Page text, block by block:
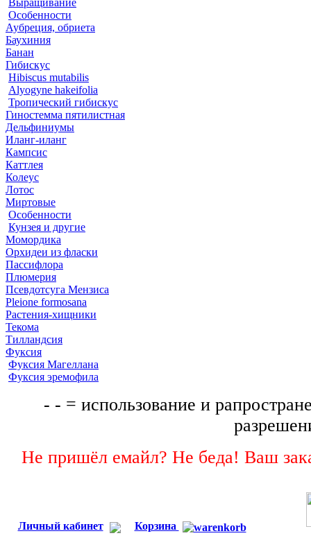
Выращивание
Особенности
Аубреция, обриета
Баухиния
Банан
Гибискус
Hibiscus mutabilis
Alyogyne hakeifolia
Тропический гибискус
Гиностемма пятилистная
Дельфиниумы
Иланг-иланг
Кампсис
Каттлея
Колеус
Лотос
Миртовые
Особенности
Кунзея и другие
Момордика
Орхидеи из фласки
Пассифлора
Плюмерия
Псевдотсуга Мензиса
Pleione formosana
Растения-хищники
Текома
Тилландсия
Фуксия
Фуксия Магеллана
Фуксия эремофила
- - = использование и
Не пришёл емайл? Не беда! Ваш
Личный кабинет Корзина